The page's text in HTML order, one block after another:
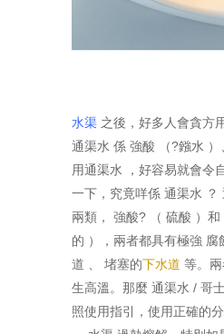
水渠之後，好多人會貪方
通渠水 係 強酸 （?鏹水
用通渠水 ，好容易就會令
一下，究竟咩係 通渠水 ？
兩類， 強酸? （ 硫酸 ）
的 ），兩者都具有極強
道 、 堵塞的下水道 等。
生高溫。那麼 通渠水 / 哥
照使用指引，使用正確的